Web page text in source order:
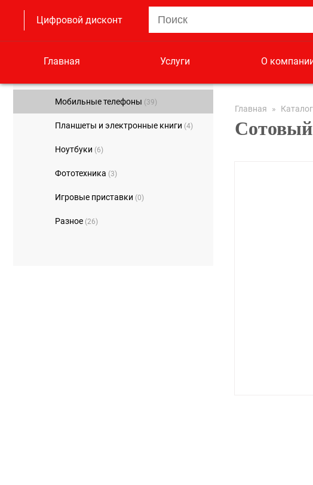
Цифровой дисконт
Главная Услуги О
Мобильные телефоны (39)
Планшеты и электронные книги (4)
Ноутбуки (6)
Фототехника (3)
Игровые приставки (0)
Разное (26)
Главная » Каталог
Сотовый